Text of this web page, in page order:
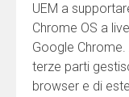
UEM a
Chrome OS a
Google
terze parti
browser e di